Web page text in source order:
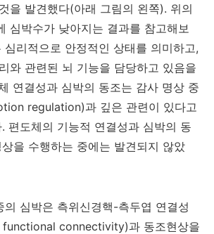
을 발견했다(아래 그림의 왼쪽). 위의
심박수가 낮아지는 결과를 참고해보
심리적으로 안정적인 상태를 의미하고,
와 관련된 뇌 기능을 담당하고 있음을
연결성과 심박의 동조는 감사 명상 중
regulation)과 깊은 관련이 있다고
편도체의 기능적 연결성과 심박의 동
을 수행하는 중에는 발견되지 않았
의 심박은 측위신경핵-측두엽 연결성
connectivity)과 동조현상을